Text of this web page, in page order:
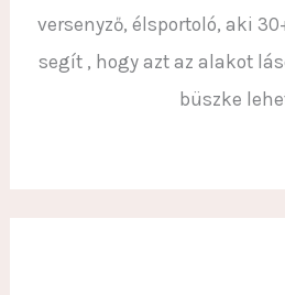
versenyző, élsportoló, aki
segít , hogy azt az alakot
büszke